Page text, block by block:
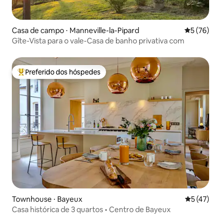
Casa de campo ⋅ Manneville-la-Pipard 5 de uma
5 (76)
Gîte-Vista para o vale-Casa de banho privativa com
Entre os melhores preferidos dos hóspedes
Preferido dos hóspedes
Townhouse ⋅ Bayeux 5 de uma
5 (47)
Casa histórica de 3 quartos • Centro de Bayeux